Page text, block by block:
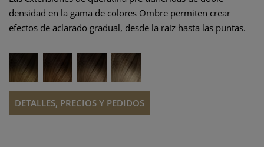
densidad en la gama de colores Ombre permiten crear
efectos de aclarado gradual, desde la raíz hasta las puntas.
DETALLES, PRECIOS Y PEDIDOS